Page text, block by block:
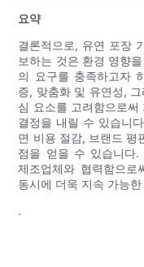
요약
결론적으로, 유연 포장
보하는 것은 환경 영향
의 요구를 충족하고자
증, 맞춤화 및 유연성,
심 요소를 고려함으로
결정을 내릴 수 있습니
면 비용 절감, 브랜드 평
점을 얻을 수 있습니다.
제조업체와 협력함으
동시에 더욱 지속 가능
.